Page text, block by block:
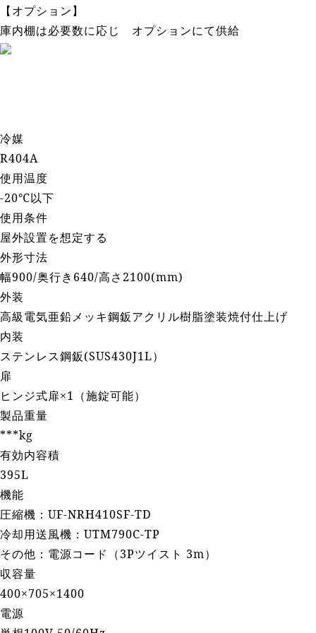
【オプション】
庫内棚は必要数に応じ オプションにて供給
冷媒
R404A
使用温度
-20℃以下
使用条件
屋外設置を想定する
外形寸法
幅900/奥行き640/高さ2100(mm)
外装
高級電気亜鉛メッキ鋼鈑アクリル樹脂塗装焼付仕上げ
内装
ステンレス鋼鈑(SUS430J1L）
扉
ヒンジ式扉×1（施錠可能）
製品重量
***kg
有効内容積
395L
機能
圧縮機：UF-NRH410SF-TD
冷却用送風機：UTM790C-TP
その他：電源コード（3Pツイスト 3m）
収容量
400×705×1400
電源